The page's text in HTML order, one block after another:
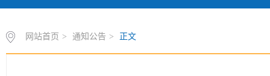
网站首页 > 通知公告 > 正文